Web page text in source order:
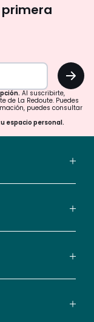
primera
OK
Al suscribirte,
de La Redoute. Puedes
puedes consultar
espacio personal.